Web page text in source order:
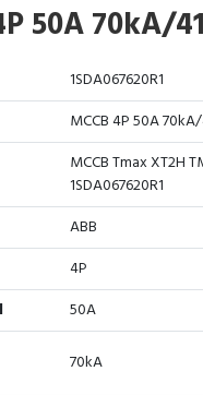
50A 70kA/
1SDA067620R1
MCCB 4P 50A
MCCB Tmax XT2H
1SDA067620R1
ABB
4P
50A
70kA